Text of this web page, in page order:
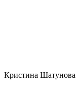
Кристина Шатунова